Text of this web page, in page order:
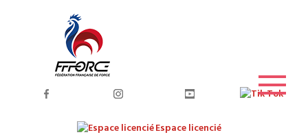
Espace licencié